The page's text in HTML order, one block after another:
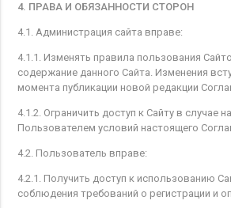
4. ПРАВА И ОБЯЗАННОСТИ СТОРОН
4.1. Администрация сайта вправе:
4.1.1. Изменять правила пользования
содержание данного Сайта. Изменения
момента публикации новой редакции
4.1.2. Ограничить доступ к Сайту в случае
Пользователем условий настоящего
4.2. Пользователь вправе:
4.2.1. Получить доступ к использованию
соблюдения требований о регистрации и